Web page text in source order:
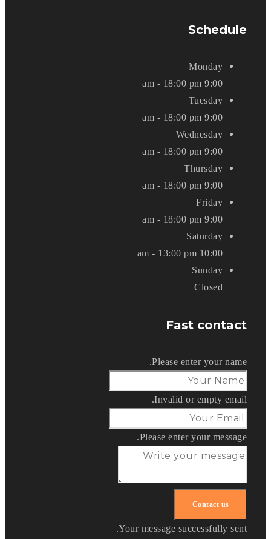
Schedule
Monday
9:00 am - 18:00 pm
Tuesday
9:00 am - 18:00 pm
Wednesday
9:00 am - 18:00 pm
Thursday
9:00 am - 18:00 pm
Friday
9:00 am - 18:00 pm
Saturday
10:00 am - 13:00 pm
Sunday
Closed
Fast contact
Please enter your name.
Invalid or empty email.
Please enter your message.
Your message successfully sent.